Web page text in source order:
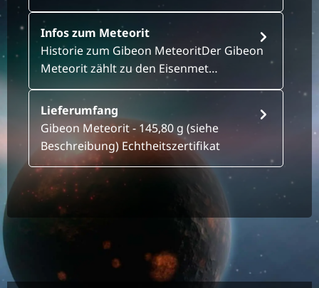
Infos zum Meteorit
Historie zum Gibeon MeteoritDer Gibeon
Meteorit zählt zu den Eisenmet…
Lieferumfang
Gibeon Meteorit - 145,80 g (siehe
Beschreibung) Echtheitszertifikat